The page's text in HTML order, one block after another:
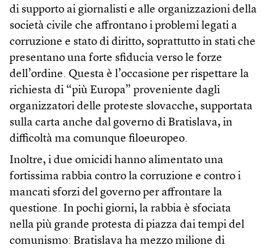
di supporto ai giornalisti e alle organizzazioni della
società civile che affrontano i problemi legati a
corruzione e stato di diritto, soprattutto in stati che
presentano una forte sfiducia verso le forze
dell’ordine. Questa è l’occasione per rispettare la
richiesta di “più Europa” proveniente dagli
organizzatori delle proteste slovacche, supportata
sulla carta anche dal governo di Bratislava, in
difficoltà ma comunque filoeuropeo.
Inoltre, i due omicidi hanno alimentato una
fortissima rabbia contro la corruzione e contro i
mancati sforzi del governo per affrontare la
questione. In pochi giorni, la rabbia è sfociata
nella più grande protesta di piazza dai tempi del
comunismo: Bratislava ha mezzo milione di